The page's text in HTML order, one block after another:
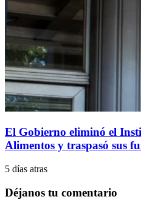
El Gobierno eliminó el
Alimentos y traspasó sus
5 días atras
Déjanos tu comentario